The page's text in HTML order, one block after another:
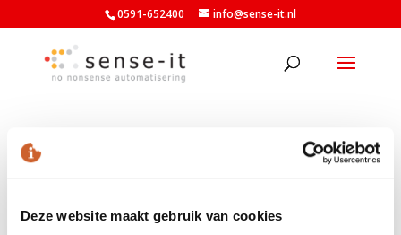
Deze website maakt gebruik van cookies
0591-652400 info@sense-it.nl
sense-teamviewer